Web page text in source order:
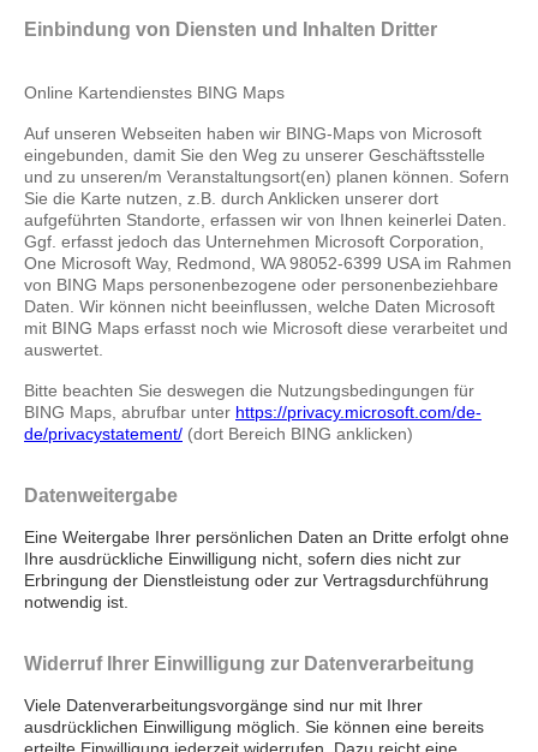
Einbindung von Diensten und Inhalten Dritter
Online Kartendienstes BING Maps
Auf unseren Webseiten haben wir BING-Maps von Microsoft
eingebunden, damit Sie den Weg zu unserer Geschäftsstelle
und zu unseren/m Veranstaltungsort(en) planen können. Sofern
Sie die Karte nutzen, z.B. durch Anklicken unserer dort
aufgeführten Standorte, erfassen wir von Ihnen keinerlei Daten.
Ggf. erfasst jedoch das Unternehmen Microsoft Corporation,
One Microsoft Way, Redmond, WA 98052-6399 USA im Rahmen
von BING Maps personenbezogene oder personenbeziehbare
Daten. Wir können nicht beeinflussen, welche Daten Microsoft
mit BING Maps erfasst noch wie Microsoft diese verarbeitet und
auswertet.
Bitte beachten Sie deswegen die Nutzungsbedingungen für
BING Maps, abrufbar unter https://privacy.microsoft.com/de-
de/privacystatement/ (dort Bereich BING anklicken)
Datenweitergabe
Eine Weitergabe Ihrer persönlichen Daten an Dritte erfolgt ohne
Ihre ausdrückliche Einwilligung nicht, sofern dies nicht zur
Erbringung der Dienstleistung oder zur Vertragsdurchführung
notwendig ist.
Widerruf Ihrer Einwilligung zur Datenverarbeitung
Viele Datenverarbeitungsvorgänge sind nur mit Ihrer
ausdrücklichen Einwilligung möglich. Sie können eine bereits
erteilte Einwilligung jederzeit widerrufen. Dazu reicht eine